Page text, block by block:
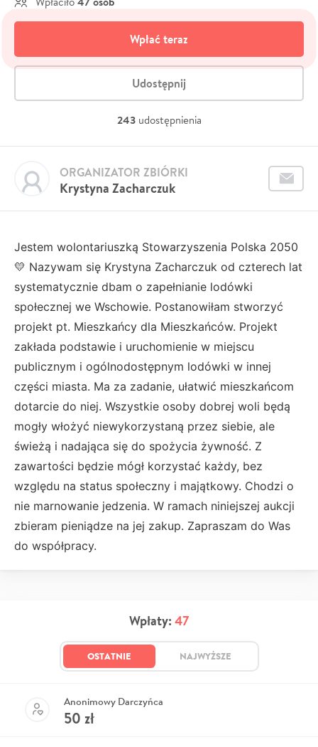
Wpłać teraz
Udostępnij
243 udostępnienia
Krystyna Zacharczuk
ORGANIZATOR ZBIÓRKI
Jestem wolontariuszką Stowarzyszenia Polska 2050
💛 Nazywam się Krystyna Zacharczuk od czterech lat
systematycznie dbam o zapełnianie lodówki
społecznej we Wschowie. Postanowiłam stworzyć
projekt pt. Mieszkańcy dla Mieszkańców. Projekt
zakłada podstawie i uruchomienie w miejscu
publicznym i ogólnodostępnym lodówki w innej
części miasta. Ma za zadanie, ułatwić mieszkańcom
dotarcie do niej. Wszystkie osoby dobrej woli będą
mogły włożyć niewykorzystaną przez siebie, ale
świeżą i nadająca się do spożycia żywność. Z
zawartości będzie mógł korzystać każdy, bez
względu na status społeczny i majątkowy. Chodzi o
nie marnowanie jedzenia. W ramach niniejszej aukcji
zbieram pieniądze na jej zakup. Zapraszam do Was
do współpracy.
Wpłaty: 47
OSTATNIE NAJWYŻSZE
Anonimowy Darczyńca
50 zł